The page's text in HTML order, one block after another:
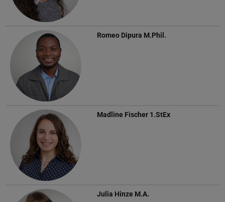
Romeo Dipura M.Phil.
Madline Fischer 1.StEx
Julia Hinze M.A.